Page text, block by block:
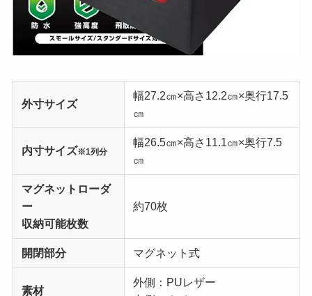
外寸サイズ
幅27.2㎝×高さ12.2㎝×奥行17.5
㎝
内寸サイズ※1列分
幅26.5㎝×高さ11.1㎝×奥行7.5
㎝
マグネットローダ
ー
収納可能枚数
約70枚
開閉部分 マグネット式
素材
外側：PUレザー